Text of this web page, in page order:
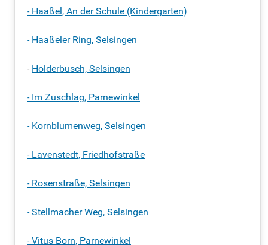
- Haaßel, An der Schule (Kindergarten)
- Haaßeler Ring, Selsingen
- Holderbusch, Selsingen
- Im Zuschlag, Parnewinkel
- Kornblumenweg, Selsingen
- Lavenstedt, Friedhofstraße
- Rosenstraße, Selsingen
- Stellmacher Weg, Selsingen
- Vitus Born, Parnewinkel